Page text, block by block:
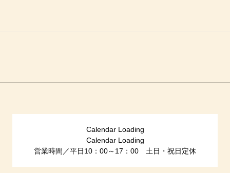
Calendar Loading
Calendar Loading
営業時間／平日10：00～17：00 土日・祝日定休